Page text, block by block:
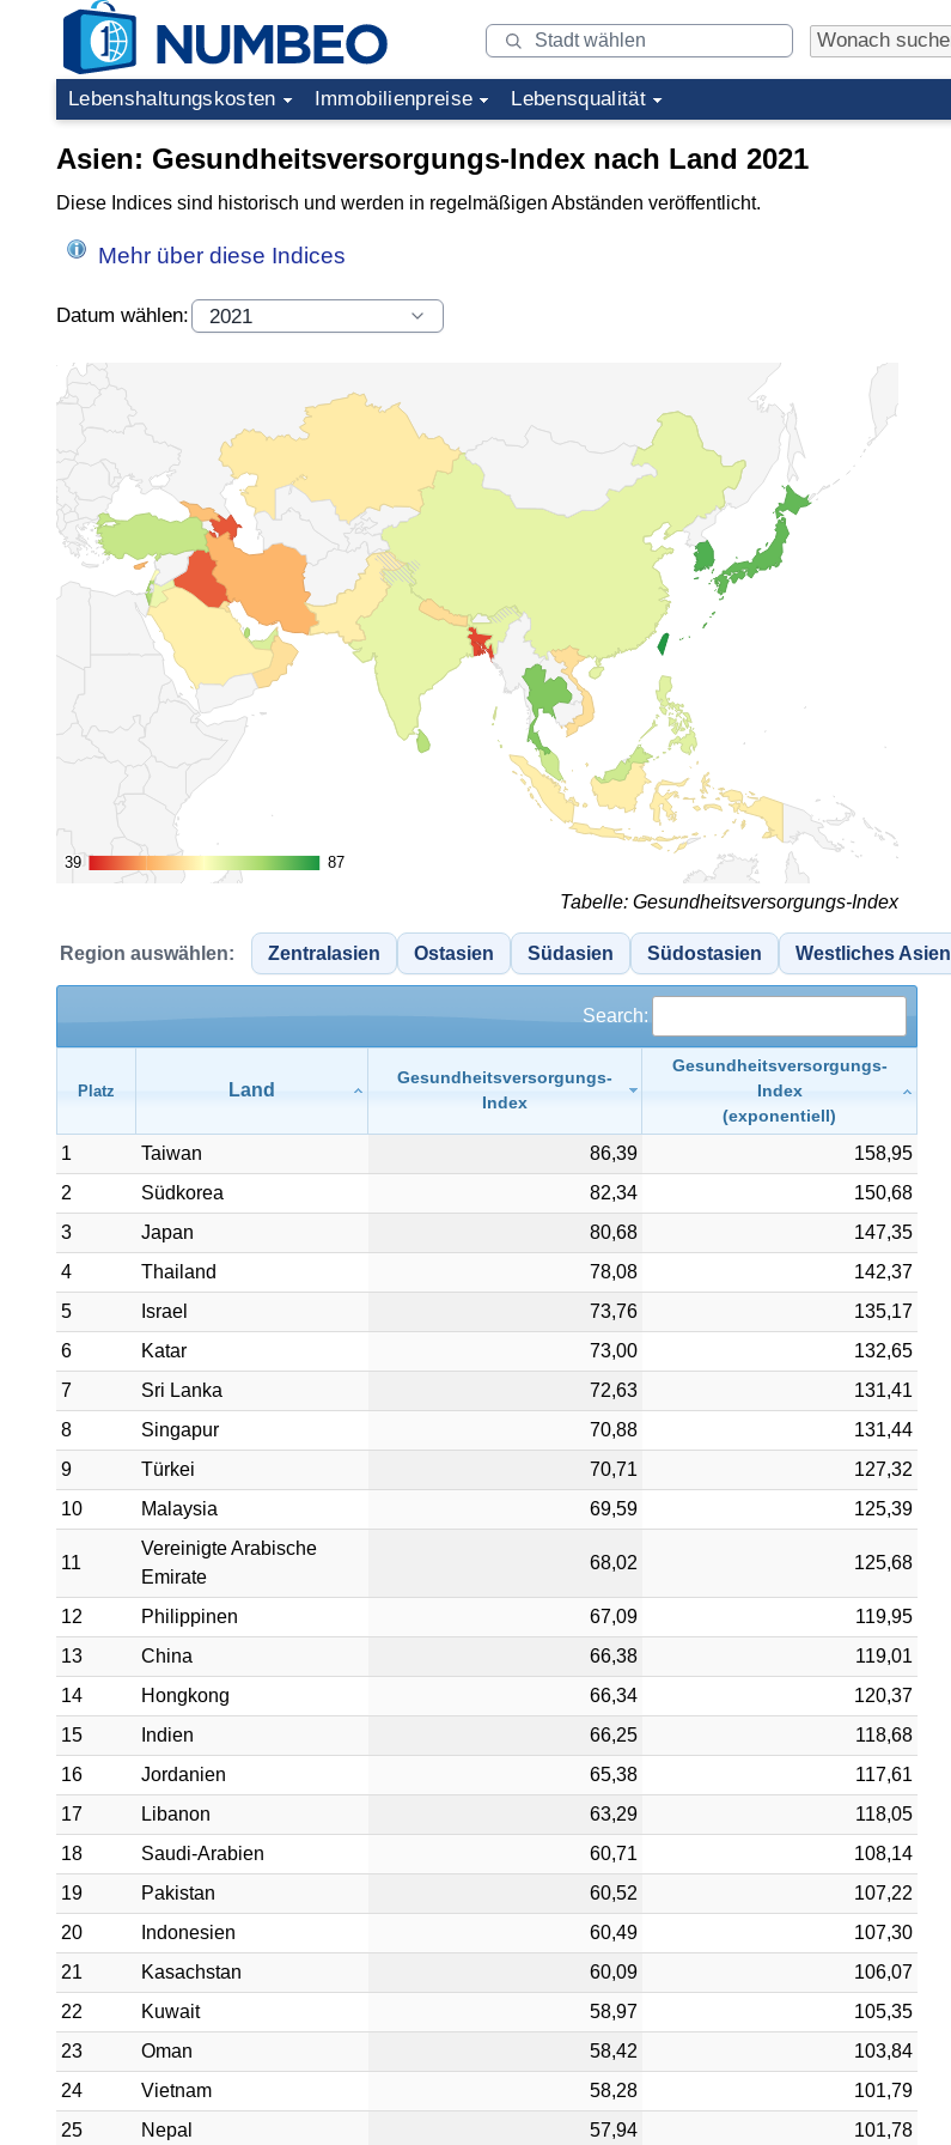
Lebenshaltungskosten Immobilienpreise Lebensqualität
Asien: Gesundheitsversorgungs-Index nach Land 2021
Diese Indices sind historisch und werden in regelmäßigen Abständen veröffentlicht.
Mehr über diese Indices
Datum wählen:
39
39 87
87
Tabelle: Gesundheitsversorgungs-Index
Region auswählen: Zentralasien Ostasien Südasien Südostasien Westliches Asien
Search:
Platz Land
Gesundheitsversorgungs-
Index
Gesundheitsversorgungs-
Index
(exponentiell)
1 Taiwan 86,39
158,95
2
Südkorea 82,34
150,68
3
Japan 80,68
147,35
4
Thailand 78,08
142,37
5
Israel 73,76
135,17
6
Katar 73,00
132,65
7
Sri Lanka 72,63
131,41
8
Singapur 70,88
131,44
9
Türkei 70,71
127,32
10
Malaysia 69,59 125,39
11
Vereinigte Arabische
Emirate
68,02 125,68
12 Philippinen 67,09
119,95
13
China 66,38
119,01
14
Hongkong 66,34
120,37
15
Indien 66,25
118,68
16
Jordanien 65,38
117,61
17
Libanon 63,29
118,05
18
Saudi-Arabien 60,71
108,14
19
Pakistan 60,52
107,22
20
Indonesien 60,49
107,30
21
Kasachstan 60,09
106,07
22
Kuwait 58,97
105,35
23
Oman 58,42
103,84
24
Vietnam 58,28
101,79
25
Nepal 57,94 101,78